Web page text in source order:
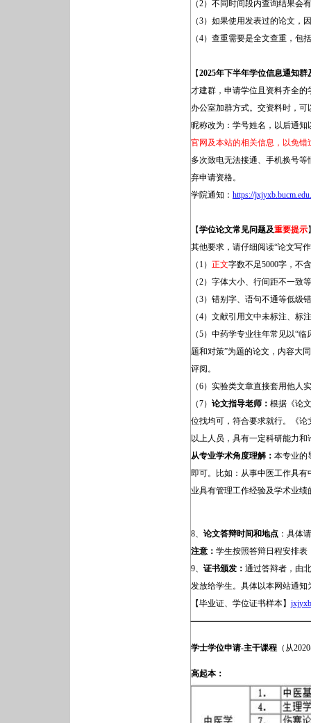
（2）不同时间段内查询结果
（3）如果使用发表过的论文，
（4）查重需要是全文查重，包
【2025年下半年学位信息通知群
才建群，申请学位且资料齐全
办公室加群方式。交资料时，
昵称改为：学号姓名，以后通
官网及本站的相关信息，以免错
多次致电无法接通、手机换号
弃申请资格。
学院通知： https://
【学位论文常见问题及重要提示
其他要求，请仔细阅读“论文写
（1） 正文字数不足5000字，不
（2）字体大小、行间距不一致
（3）错别字、语句不通等低级
（4）文献引用文中未标注、
（5）中药学专业往年常见以“
题和对策”为题的论文，内容大
评阅。
（6）实验类文章直接套用他人
（7） 论文指导老师： 根据《论
位找均可，符合要求就行。《
以上人员，具有一定科研能力
从专业学术角度理解： 本专业的
即可。比如：从事中医工作具
业具有管理工作经验及学术业
8、 论文答辩时间和地点 ：具体
注意： 学生按照答辩日程安排
9、 证书颁发： 通过答辩者，由
发放给学生。具体以本网站通知
【毕业证、学位证书样本】
学士学位申请-主干课程 （从
高起本：